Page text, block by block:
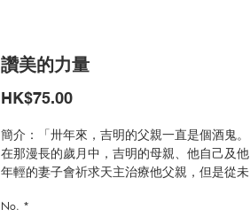
讚美的力量
HK$75.00Price
簡介：「卅年來，吉明的父親一直是個酒鬼。
在那漫長的歲月中，吉明的母親、他自己及他
年輕的妻子會祈求天主治療他父親，但是從未
們在生活中每一件事上都讚美天主，而不是求
No. *